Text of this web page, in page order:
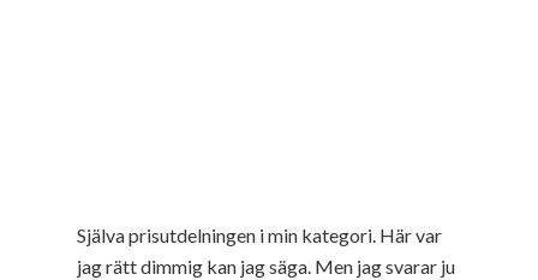
Själva prisutdelningen i min kategori. Här var
jag rätt dimmig kan jag säga. Men jag svarar ju